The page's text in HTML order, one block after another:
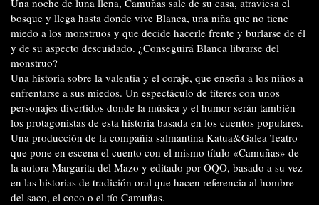
bosque y llega hasta donde vive Blanca, una niña que no tiene
miedo a los monstruos y que decide hacerle frente y burlarse de él
y de su aspecto descuidado. ¿Conseguirá Blanca librarse del
monstruo?
Una historia sobre la valentía y el coraje, que enseña a los niños a
enfrentarse a sus miedos. Un espectáculo de títeres con unos
personajes divertidos donde la música y el humor serán también
los protagonistas de esta historia basada en los cuentos populares.
Una producción de la compañía salmantina Katua&Galea Teatro
que pone en escena el cuento con el mismo título «Camuñas» de
la autora Margarita del Mazo y editado por OQO, basado a su vez
en las historias de tradición oral que hacen referencia al hombre
del saco, el coco o el tío Camuñas.